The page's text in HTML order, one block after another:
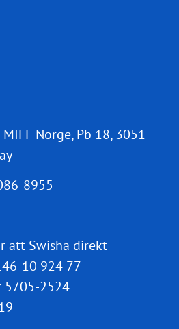
Norge, Pb 18, 3051
8955
att Swisha direkt
10 924 77
5705-2524